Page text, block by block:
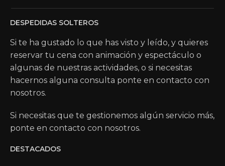
DESPEDIDAS SOLTEROS
Si te ha gustado lo que has visto y leído, y quieres
reservar tu cena con animación y espectáculo o
algunas de nuestras actividades, o si necesitas
hacernos alguna consulta ponte en contacto con
nosotros.
Si necesitas que te gestionemos algún servicio más,
ponte en contacto con nosotros.
DESTACADOS